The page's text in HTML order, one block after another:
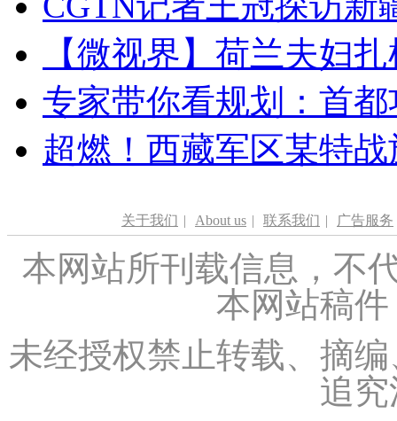
【微视界】荷兰夫妇
专家带你看规划：首
超燃！西藏军区某特
关于我们 | About us | 联系我们 | 广告服务
本网站所刊载信息，不
本网站稿
未经授权禁止转载、摘
追